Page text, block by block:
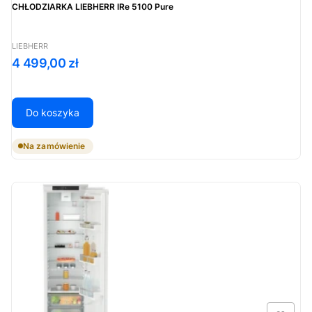
CHŁODZIARKA LIEBHERR IRe 5100 Pure
PRODUCENT
LIEBHERR
Cena
4 499,00 zł
Do koszyka
Na zamówienie